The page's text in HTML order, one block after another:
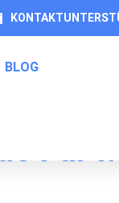
BLOG
Für